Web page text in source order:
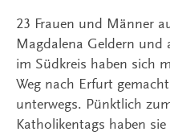
23 Frauen und Männer
Magdalena Geldern und
im Südkreis haben sich
Weg nach Erfurt
unterwegs. Pünktlich
Katholikentags haben